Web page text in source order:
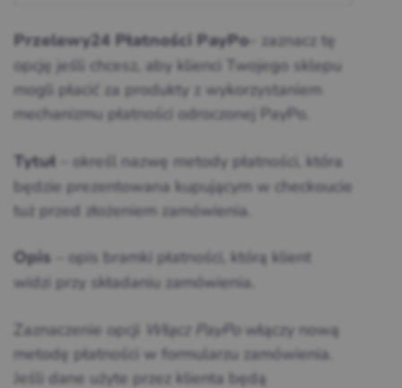
Przelewy24 Płatności PayPo– zaznacz tę
opcję jeśli chcesz, aby klienci Twojego sklepu
mogli płacić za produkty z wykorzystaniem
mechanizmu płatności odroczonej PayPo.
Tytuł
– określ nazwę metody płatności, która
będzie prezentowana kupującym w checkoucie
tuż przed złożeniem zamówienia.
Opis
– opis bramki płatności, którą klient
widzi przy składaniu zamówienia.
Zaznaczenie opcji Włącz PayPo włączy nową
metodę płatności w formularzu zamówienia.
Jeśli dane użyte przez klienta będą